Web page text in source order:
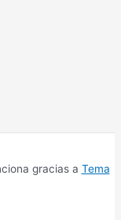
gracias a Tema